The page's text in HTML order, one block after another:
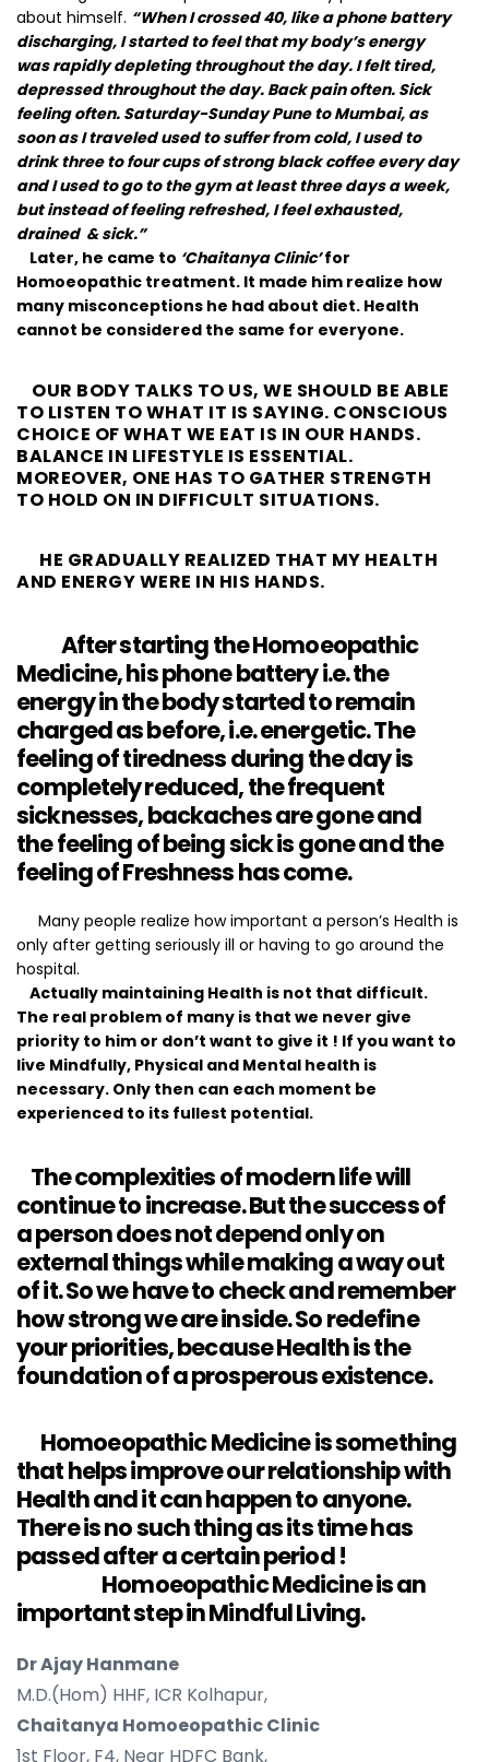
about himself. “When I crossed 40, like a phone battery
discharging, I started to feel that my body’s energy
was rapidly depleting throughout the day. I felt tired,
depressed throughout the day. Back pain often. Sick
feeling often. Saturday-Sunday Pune to Mumbai, as
soon as I traveled used to suffer from cold, I used to
drink three to four cups of strong black coffee every day
and I used to go to the gym at least three days a week,
but instead of feeling refreshed, I feel exhausted,
drained & sick.”
Later, he came to ‘Chaitanya Clinic’for
Homoeopathic treatment. It made him realize how
many misconceptions he had about diet. Health
cannot be considered the same for everyone.
OUR BODY TALKS TO US, WE SHOULD BE ABLE
TO LISTEN TO WHAT IT IS SAYING. CONSCIOUS
CHOICE OF WHAT WE EAT IS IN OUR HANDS.
BALANCE IN LIFESTYLE IS ESSENTIAL.
MOREOVER, ONE HAS TO GATHER STRENGTH
TO HOLD ON IN DIFFICULT SITUATIONS.
HE GRADUALLY REALIZED THAT MY HEALTH
AND ENERGY WERE IN HIS HANDS.
After starting the Homoeopathic
Medicine, his phone battery i.e. the
energy in the body started to remain
charged as before, i.e. energetic. The
feeling of tiredness during the day is
completely reduced, the frequent
sicknesses, backaches are gone and
the feeling of being sick is gone and the
feeling of Freshness has come.
Many people realize how important a person’s Health is
only after getting seriously ill or having to go around the
hospital.
Actually maintaining Health is not that difficult.
The real problem of many is that we never give
priority to him or don’t want to give it ! If you want to
live Mindfully, Physical and Mental health is
necessary. Only then can each moment be
experienced to its fullest potential.
The complexities of modern life will
continue to increase. But the success of
a person does not depend only on
external things while making a way out
of it. So we have to check and remember
how strong we are inside. So redefine
your priorities, because Health is the
foundation of a prosperous existence.
Homoeopathic Medicine is something
that helps improve our relationship with
Health and it can happen to anyone.
There is no such thing as its time has
passed after a certain period !
Homoeopathic Medicine is an
important step in Mindful Living.
Dr Ajay Hanmane
M.D.(Hom) HHF, ICR Kolhapur,
Chaitanya Homoeopathic Clinic
1st Floor, F4, Near HDFC Bank,